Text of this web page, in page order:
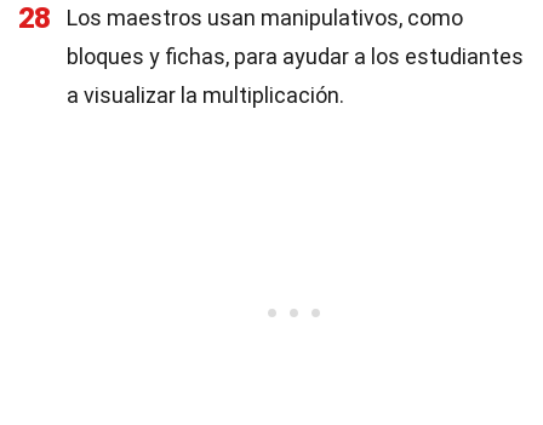
28
Los maestros usan manipulativos, como
bloques y fichas, para ayudar a los estudiantes
a visualizar la multiplicación.